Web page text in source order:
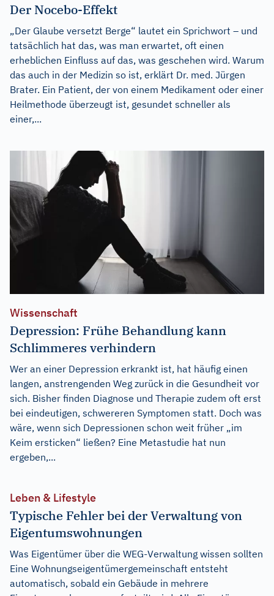
Der Nocebo-Effekt
„Der Glaube versetzt Berge“ lautet ein Sprichwort – und
tatsächlich hat das, was man erwartet, oft einen
erheblichen Einfluss auf das, was geschehen wird. Warum
das auch in der Medizin so ist, erklärt Dr. med. Jürgen
Brater. Ein Patient, der von einem Medikament oder einer
Heilmethode überzeugt ist, gesundet schneller als
einer,...
Wissenschaft
Depression: Frühe Behandlung kann
Schlimmeres verhindern
Wer an einer Depression erkrankt ist, hat häufig einen
langen, anstrengenden Weg zurück in die Gesundheit vor
sich. Bisher finden Diagnose und Therapie zudem oft erst
bei eindeutigen, schwereren Symptomen statt. Doch was
wäre, wenn sich Depressionen schon weit früher „im
Keim ersticken“ ließen? Eine Metastudie hat nun
ergeben,...
Leben & Lifestyle
Typische Fehler bei der Verwaltung von
Eigentumswohnungen
Was Eigentümer über die WEG-Verwaltung wissen sollten
Eine Wohnungseigentümergemeinschaft entsteht
automatisch, sobald ein Gebäude in mehrere